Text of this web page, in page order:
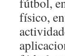
físico,